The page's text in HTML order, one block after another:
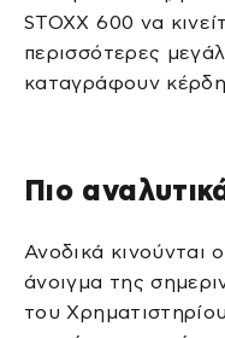
STOXX 600 να
περισσότερες
καταγράφουν
Πιο
Ανοδικά κινούνται
άνοιγμα της
του